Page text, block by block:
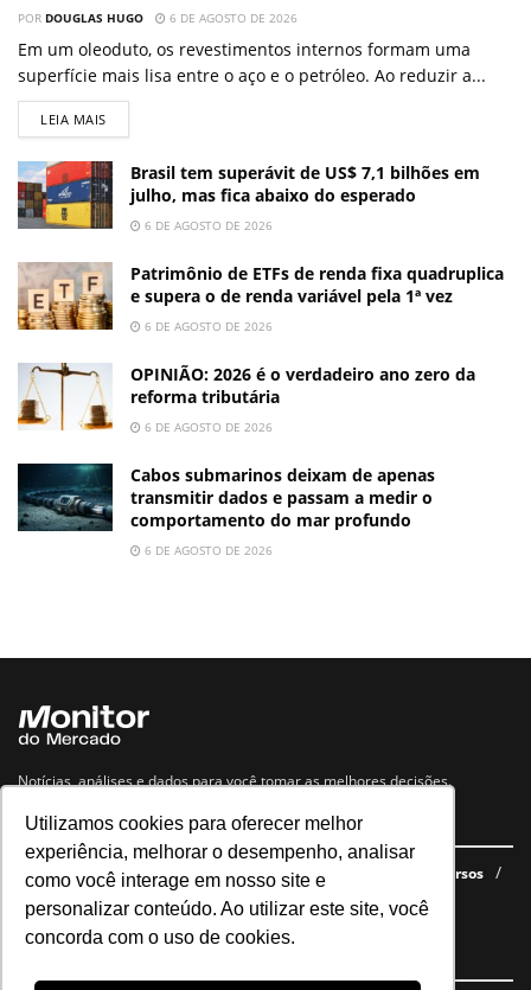
Utilizamos cookies para oferecer melhor
experiência, melhorar o desempenho, analisar
como você interage em nosso site e
personalizar conteúdo. Ao utilizar este site, você
concorda com o uso de cookies.
POR DOUGLAS HUGO 6 DE AGOSTO DE 2026
Em um oleoduto, os revestimentos internos formam uma
superfície mais lisa entre o aço e o petróleo. Ao reduzir a...
LEIA MAIS
Brasil tem superávit de US$ 7,1 bilhões em
julho, mas fica abaixo do esperado
6 DE AGOSTO DE 2026
Patrimônio de ETFs de renda fixa quadruplica
e supera o de renda variável pela 1ª vez
6 DE AGOSTO DE 2026
OPINIÃO: 2026 é o verdadeiro ano zero da
reforma tributária
6 DE AGOSTO DE 2026
Cabos submarinos deixam de apenas
transmitir dados e passam a medir o
comportamento do mar profundo
6 DE AGOSTO DE 2026
Notícias, análises e dados para você tomar as melhores decisões.
Navegue no site
Últimas notícias Quem somos E-books gratuitos
Cursos
Política de privacidade